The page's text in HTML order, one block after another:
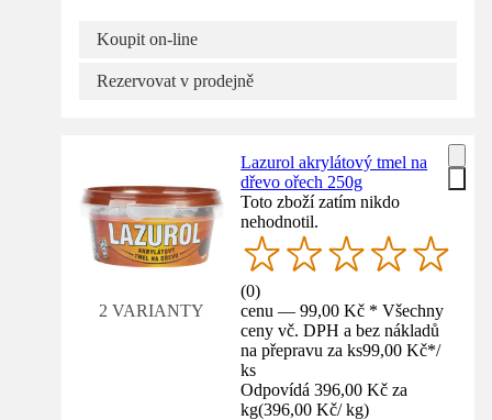
Koupit on-line
Rezervovat v prodejně
2 VARIANTY
Lazurol akrylátový tmel na
dřevo ořech 250g
Toto zboží zatím nikdo
nehodnotil.
(0)
cenu — 99,00 Kč * Všechny
ceny vč. DPH a bez nákladů
na přepravu za ks99,00 Kč*/
ks
Odpovídá 396,00 Kč za
kg(396,00 Kč/ kg)